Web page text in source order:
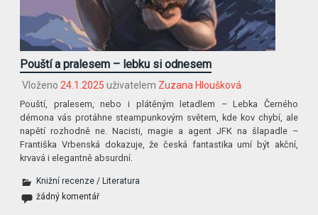
Pouští a pralesem – lebku si odnesem
Vloženo 24.1.2025 uživatelem Zuzana Hloušková
Pouští, pralesem, nebo i plátěným letadlem – Lebka Černého
démona vás protáhne steampunkovým světem, kde kov chybí, ale
napětí rozhodně ne. Nacisti, magie a agent JFK na šlapadle –
Františka Vrbenská dokazuje, že česká fantastika umí být akční,
krvavá i elegantně absurdní.
Knižní recenze /Literatura
žádný komentář